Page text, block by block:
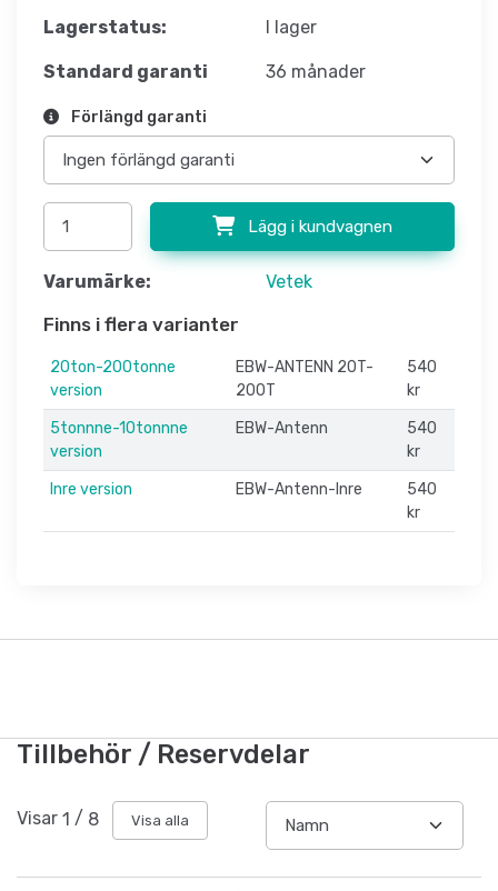
Lagerstatus: I lager
Standard garanti 36 månader
Förlängd garanti
Lägg i kundvagnen
Varumärke: Vetek
Finns i flera varianter
20ton-200tonne
version
EBW-ANTENN 20T-
200T
540
kr
5tonnne-10tonnne
version
EBW-Antenn
540
kr
Inre version
EBW-Antenn-Inre
540
kr
Tillbehör / Reservdelar
Visar 1 / 8 Visa alla